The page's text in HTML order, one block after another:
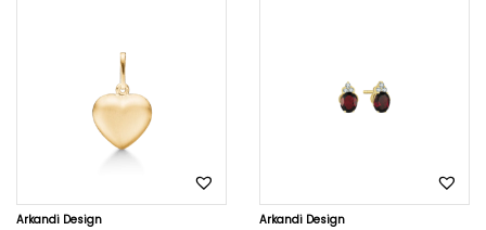
Arkandi Design Arkandi Design